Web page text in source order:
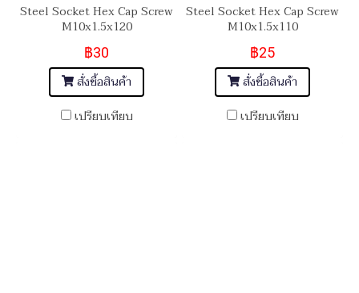
Steel Socket Hex Cap Screw
M10x1.5x120
฿30
สั่งซื้อสินค้า
เปรียบเทียบ
Steel Socket Hex Cap Screw
M10x1.5x110
฿25
สั่งซื้อสินค้า
เปรียบเทียบ